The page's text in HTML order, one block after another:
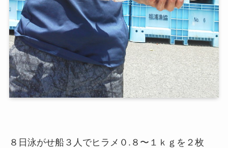
８日泳がせ船３人でヒラメ０.８〜１ｋｇを２枚